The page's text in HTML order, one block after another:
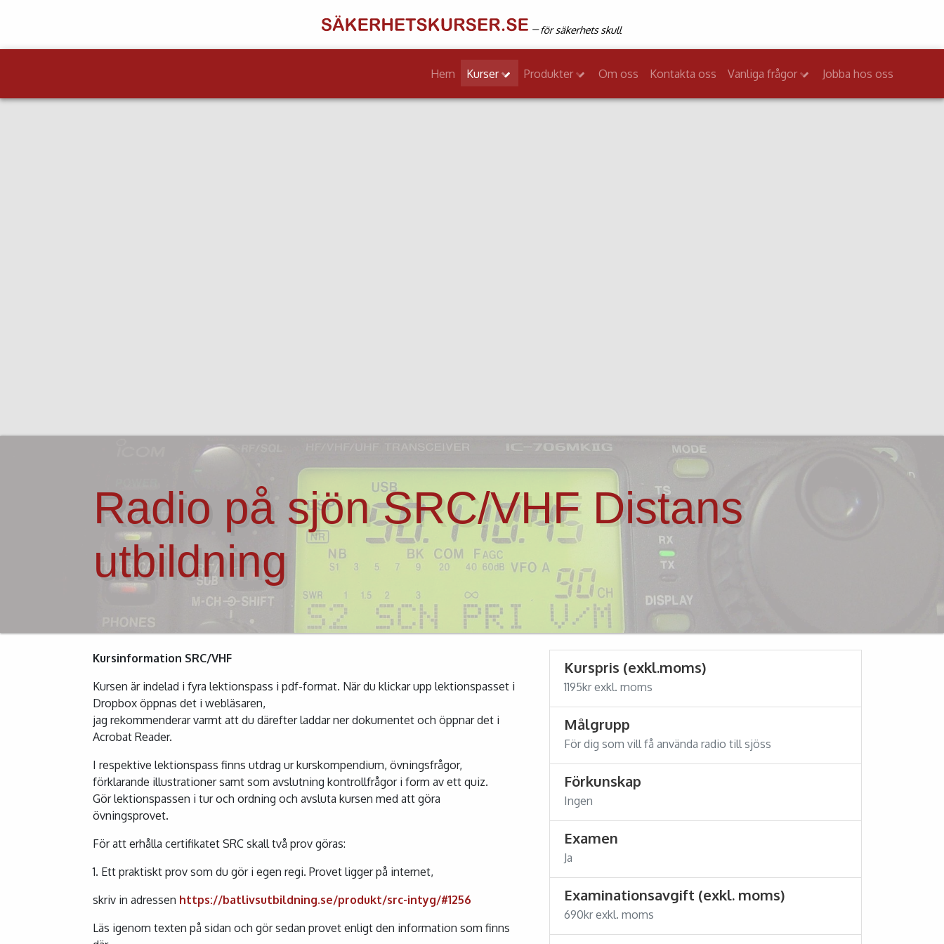
Hem Kurser Produkter Om oss Kontakta oss Vanliga frågor Jobba hos oss
Radio på sjön SRC/VHF Distans
utbildning
Kurspris (exkl.moms)
1195kr exkl. moms
Målgrupp
För dig som vill få använda radio till sjöss
Förkunskap
Ingen
Examen
Ja
Examinationsavgift (exkl. moms)
690kr exkl. moms
Kursinformation SRC/VHF
Kursen är indelad i fyra lektionspass i pdf-format. När du klickar upp lektionspasset i
Dropbox öppnas det i webläsaren,
jag rekommenderar varmt att du därefter laddar ner dokumentet och öppnar det i
Acrobat Reader.
I respektive lektionspass finns utdrag ur kurskompendium, övningsfrågor,
förklarande illustrationer samt som avslutning kontrollfrågor i form av ett quiz.
Gör lektionspassen i tur och ordning och avsluta kursen med att göra
övningsprovet.
För att erhålla certifikatet SRC skall två prov göras:
1. Ett praktiskt prov som du gör i egen regi. Provet ligger på internet,
skriv in adressen https://batlivsutbildning.se/produkt/src-intyg/#1256
Läs igenom texten på sidan och gör sedan provet enligt den information som finns